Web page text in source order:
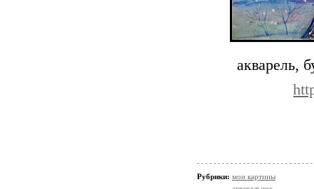
акварель,
Рубрики: мои картины